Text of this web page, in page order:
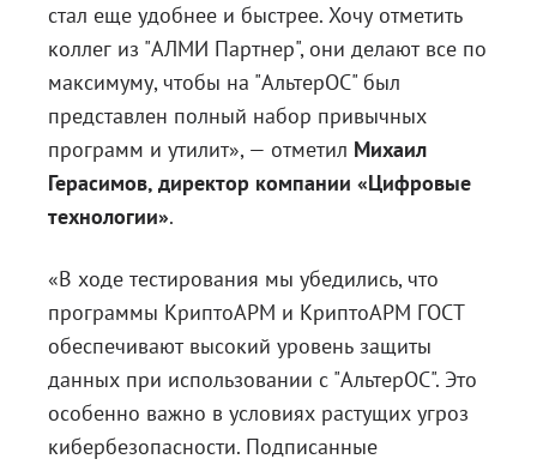
стал еще удобнее и быстрее. Хочу отметить
коллег из "АЛМИ Партнер", они делают все по
максимуму, чтобы на "АльтерОС" был
представлен полный набор привычных
программ и утилит», — отметил Михаил
Герасимов, директор компании «Цифровые
технологии».
«В ходе тестирования мы убедились, что
программы КриптоАРМ и КриптоАРМ ГОСТ
обеспечивают высокий уровень защиты
данных при использовании с "АльтерОС". Это
особенно важно в условиях растущих угроз
кибербезопасности. Подписанные